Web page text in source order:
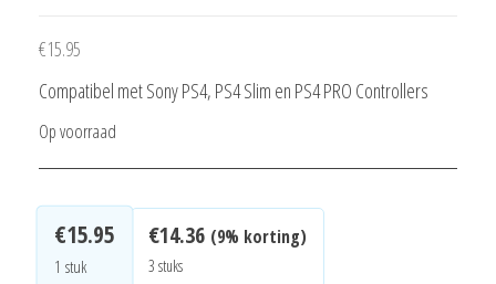
€15.95
Compatibel met Sony PS4, PS4 Slim en PS4 PRO Controllers
Op voorraad
€15.95
1 stuk
€14.36 (9% korting)
3 stuks